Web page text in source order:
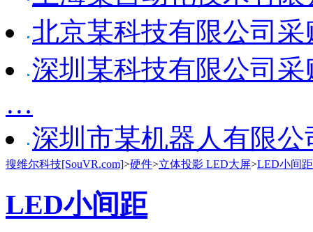
北京某科技有限公司采
深圳某科技有限公司采
…
深圳市某机器人有限公
搜维尔科技[SouVR.com]>硬件>立体投影 LED大屏>LED小间距
LED小间距